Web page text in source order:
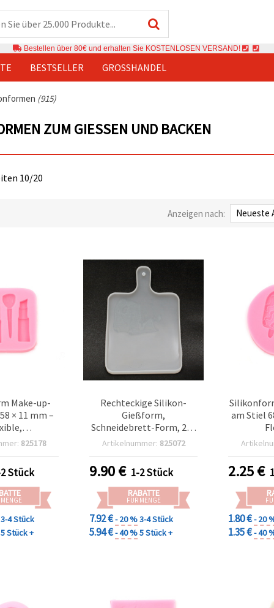
Bestellen über 80€ und erhalten Sie KOSTENLOSEN VERSAND!
BESTSELLER GROSSHANDEL
(915)
ZUM GIESSEN UND BACKEN
10/20
Anzeigen nach:
Make-up-
× 11 mm –
Clay
&
DIY
825178
Stück
3-4 Stück
5 Stück +
Rechteckige Silikon-
Gießform,
Schneidebrett-Form, 215
x 330 x 12 mm, für
Artikelnummer: 825072
9.90€ 1-2 Stück
RABATTE
FÜR MENGE
7.92 €- 20 %3-4 Stück
5.94 €- 40 %5 Stück +
am Stiel
Clay/
2.25€
1.80 €- 20
1.35 €- 40